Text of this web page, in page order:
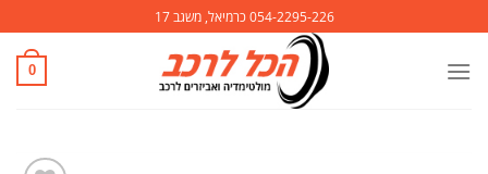
054-2295-226 כרמיאל, משגב 17
0